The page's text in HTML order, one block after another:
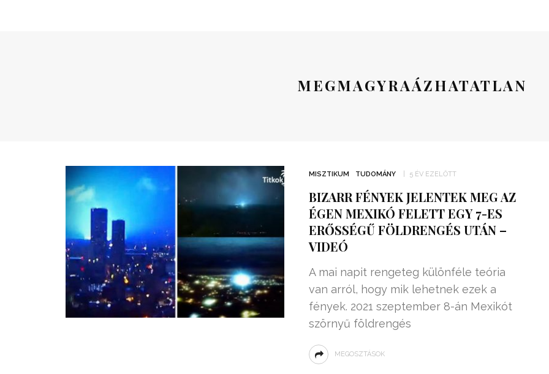
MEGMAGYRAÁZHATATLAN
MISZTIKUM TUDOMÁNY 5 ÉV EZELŐTT
BIZARR FÉNYEK JELENTEK MEG AZ
ÉGEN MEXIKÓ FELETT EGY 7-ES
ERŐSSÉGŰ FÖLDRENGÉS UTÁN –
VIDEÓ
A mai napit rengeteg különféle teória
van arról, hogy mik lehetnek ezek a
fények. 2021 szeptember 8-án Mexikót
szörnyű földrengés
MEGOSZTÁSOK